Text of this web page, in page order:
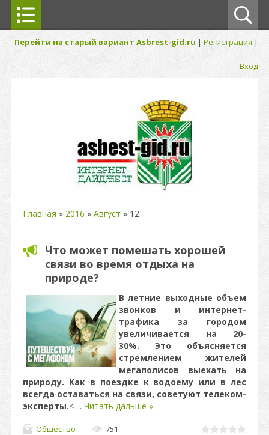
Перейти на старый вариант Asbrest-gid.ru | Регистрация |
Вход
Главная » 2016 » Август » 12
Что может помешать хорошей
связи во время отдыха на
природе?
В летние выходные объем
звонков и интернет-
трафика за городом
увеличивается на 20-
30%. Это объясняется
стремлением жителей
мегаполисов выехать на
природу. Как в поездке к водоему или в лес
всегда оставаться на связи, советуют телеком-
эксперты.< ... Читать дальше »
Общество
751